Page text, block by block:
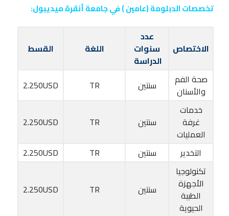
تخصصات الدبلومة (عامين ) في جامعة أنقرة ميديبول:
الاختصاص
عدد
سنوات
الدراسة
اللغة
القسط
صحة الفم
والأسنان
سنتين TR
2.250USD
خدمات
غرفة
العمليات
سنتين TR
2.250USD
التخدير
سنتين TR
2.250USD
تكنولوجيا
الأجهزة
الطبية
الحيوية
سنتين TR
2.250USD